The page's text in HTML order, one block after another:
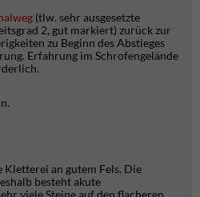
(tlw. sehr ausgesetzte
2, gut markiert) zurück zur
zu Beginn des Abstieges
Erfahrung im Schrofengelände
an gutem Fels. Die
besteht akute
viele Steine auf den flacheren